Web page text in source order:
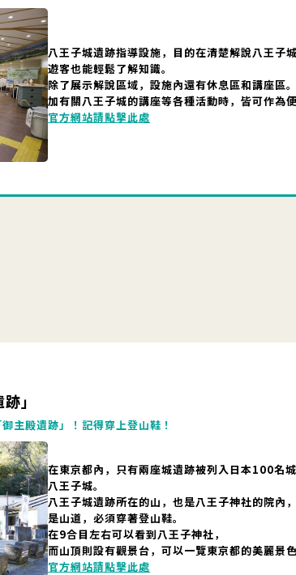
八王子城遺跡指導設施，目的在清楚解說八王子
遊客也能輕鬆了解知識。
除了展示解說區域，設施內還有休息區和講座區
加有關八王子城的講座等各種活動時，皆可作為
官方網站請點擊此處
」
主殿遺跡」！記得穿上登山鞋！
在東京都內，只有兩座城遺跡被列入日本100名
八王子城。
八王子城遺跡所在的山，也是八王子神社的院內
是山道，必須穿著登山鞋。
在9合目左右可以看到八王子神社，
而山頂則設有觀景台，可以一覽東京都的美麗景
官方網站請點擊此處